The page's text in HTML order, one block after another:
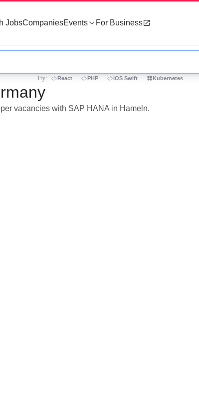
JobsCompaniesEvents For Business
Try: React PHP iOS Swift Kubernetes
vacancies with SAP HANA in Hameln.